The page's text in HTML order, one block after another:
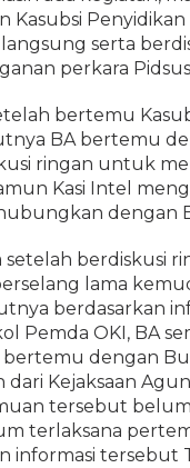
Kasubsi
langsung serta
perkara
bertemu
BA bertemu
ringan untuk
Kasi Intel
dengan
setelah berdiskusi
lama
berdasarkan
Pemda OKI, BA
dengan
dari Kejaksaan
tersebut
terlaksana
informasi tersebut